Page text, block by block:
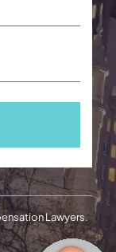
Lawyers.